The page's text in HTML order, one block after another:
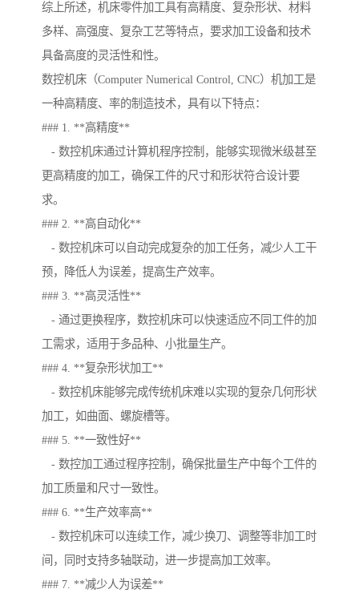
综上所述，机床零件加工具有高精度、复杂形状、材料
多样、高强度、复杂工艺等特点，要求加工设备和技术
具备高度的灵活性和性。
数控机床（Computer Numerical Control, CNC）机加工是
一种高精度、率的制造技术，具有以下特点：
### 1. **高精度**
- 数控机床通过计算机程序控制，能够实现微米级甚至
更高精度的加工，确保工件的尺寸和形状符合设计要
求。
### 2. **高自动化**
- 数控机床可以自动完成复杂的加工任务，减少人工干
预，降低人为误差，提高生产效率。
### 3. **高灵活性**
- 通过更换程序，数控机床可以快速适应不同工件的加
工需求，适用于多品种、小批量生产。
### 4. **复杂形状加工**
- 数控机床能够完成传统机床难以实现的复杂几何形状
加工，如曲面、螺旋槽等。
### 5. **一致性好**
- 数控加工通过程序控制，确保批量生产中每个工件的
加工质量和尺寸一致性。
### 6. **生产效率高**
- 数控机床可以连续工作，减少换刀、调整等非加工时
间，同时支持多轴联动，进一步提高加工效率。
### 7. **减少人为误差**